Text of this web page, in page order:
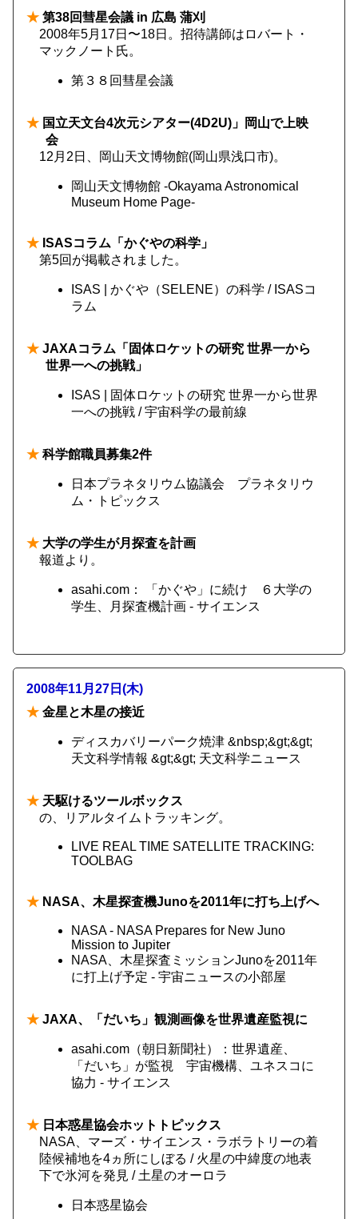
★ 第38回彗星会議 in 広島 蒲刈
2008年5月17日〜18日。招待講師はロバート・
マックノート氏。
第３８回彗星会議
★ 国立天文台4次元シアター(4D2U)」岡山で上映
会
12月2日、岡山天文博物館(岡山県浅口市)。
岡山天文博物館 -Okayama Astronomical
Museum Home Page-
★ ISASコラム「かぐやの科学」
第5回が掲載されました。
ISAS | かぐや（SELENE）の科学 / ISASコ
ラム
★ JAXAコラム「固体ロケットの研究 世界一から
世界一への挑戦」
ISAS | 固体ロケットの研究 世界一から世界
一への挑戦 / 宇宙科学の最前線
★ 科学館職員募集2件
日本プラネタリウム協議会 プラネタリウ
ム・トピックス
★ 大学の学生が月探査を計画
報道より。
asahi.com： 「かぐや」に続け ６大学の
学生、月探査機計画 - サイエンス
2008年11月27日(木)
★ 金星と木星の接近
ディスカバリーパーク焼津 &nbsp;&gt;&gt;
天文科学情報 &gt;&gt; 天文科学ニュース
★ 天駆けるツールボックス
の、リアルタイムトラッキング。
LIVE REAL TIME SATELLITE TRACKING:
TOOLBAG
★ NASA、木星探査機Junoを2011年に打ち上げへ
NASA - NASA Prepares for New Juno
Mission to Jupiter
NASA、木星探査ミッションJunoを2011年
に打上げ予定 - 宇宙ニュースの小部屋
★ JAXA、「だいち」観測画像を世界遺産監視に
asahi.com（朝日新聞社）：世界遺産、
「だいち」が監視 宇宙機構、ユネスコに
協力 - サイエンス
★ 日本惑星協会ホットトピックス
NASA、マーズ・サイエンス・ラボラトリーの着
陸候補地を4ヵ所にしぼる / 火星の中緯度の地表
下で氷河を発見 / 土星のオーロラ
日本惑星協会